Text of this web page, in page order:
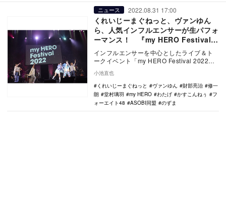
ニュース 2022.08.31 17:00
くれいじーまぐねっと、ヴァンゆん
ら、人気インフルエンサーが生パフォ
ーマンス！ 『my HERO Festival
2022』初日レポ
インフルエンサーを中心としたライブ＆ト
ークイベント「my HERO Festival 2022」
小池直也
くれいじーまぐねっと
ヴァンゆん 財部亮治
修一
朗
堂村璃羽 my HERO わたげ かすこんねぅ
フ
ォーエイト48
ASOBI同盟 のずま